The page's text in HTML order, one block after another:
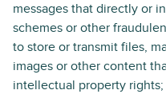
messages that directly or
schemes or other
to store or transmit files,
images or other content
intellectual property